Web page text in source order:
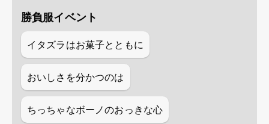
勝負服イベント
イタズラはお菓子とともに
おいしさを分かつのは
ちっちゃなボーノのおっきな心